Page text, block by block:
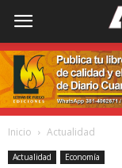
Inicio Actualidad
Actualidad Economía